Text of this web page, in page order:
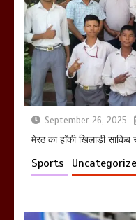
तहस
गलोच
खराबा,
September 26, 2025
मेरठ का हाॅकी खिलाड़ी
Sports